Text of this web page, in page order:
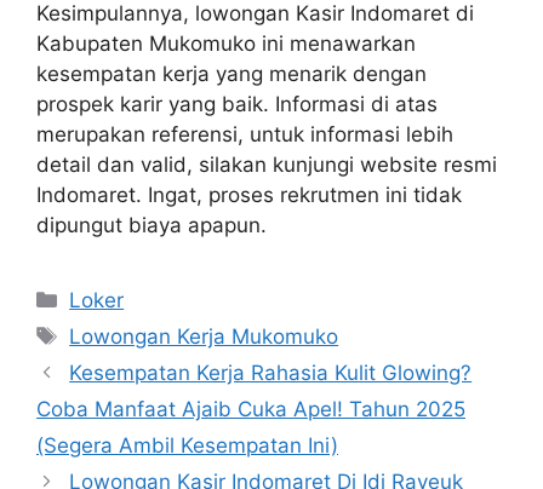
Kesimpulannya, lowongan Kasir Indomaret di
Kabupaten Mukomuko ini menawarkan
kesempatan kerja yang menarik dengan
prospek karir yang baik. Informasi di atas
merupakan referensi, untuk informasi lebih
detail dan valid, silakan kunjungi website resmi
Indomaret. Ingat, proses rekrutmen ini tidak
dipungut biaya apapun.
Kategori
Loker
Tag
Lowongan Kerja Mukomuko
Kesempatan Kerja Rahasia Kulit Glowing?
Coba Manfaat Ajaib Cuka Apel! Tahun 2025
(Segera Ambil Kesempatan Ini)
Lowongan Kasir Indomaret Di Idi Rayeuk